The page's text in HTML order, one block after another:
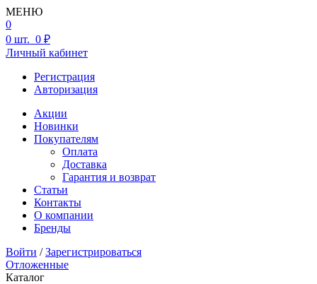
МЕНЮ
0
0 шт. 0 ₽
Личный кабинет
Регистрация
Авторизация
Акции
Новинки
Покупателям
Оплата
Доставка
Гарантия и возврат
Статьи
Контакты
О компании
Бренды
Войти /Зарегистрироваться
Отложенные
Каталог